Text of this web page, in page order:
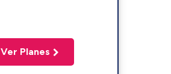
Ver Planes